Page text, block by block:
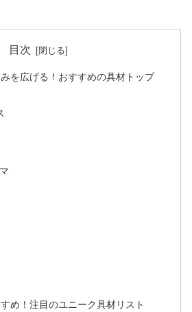
目次
を広げる！おすすめの具材トップ
め！注目のユニーク具材リスト